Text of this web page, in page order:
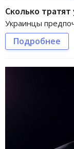
Сколько
Украинцы
Подробнее